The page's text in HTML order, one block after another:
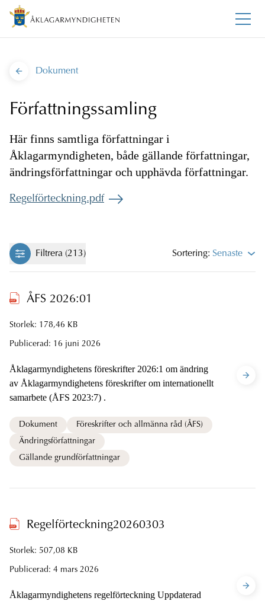
Dokument
Författningssamling
Här finns samtliga författningar i
Åklagarmyndigheten, både gällande författningar,
ändringsförfattningar och upphävda författningar.
Regelförteckning.pdf
Filtrera (213) Sortering: Senaste
ÅFS 2026:01
Storlek: 178,46 KB
Publicerad: 16 juni 2026
Åklagarmyndighetens föreskrifter 2026:1 om ändring
av Åklagarmyndighetens föreskrifter om internationellt
samarbete (ÅFS 2023:7) .
Dokument
Föreskrifter och allmänna råd (ÅFS)
Ändringsförfattningar
Gällande grundförfattningar
Regelförteckning20260303
Storlek: 507,08 KB
Publicerad: 4 mars 2026
Åklagarmyndighetens regelförteckning Uppdaterad